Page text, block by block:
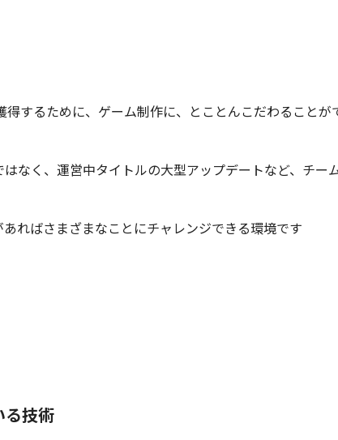
得するために、ゲーム制作に、とことんこだわることが
はなく、運営中タイトルの大型アップデートなど、チー
ればさまざまなことにチャレンジできる環境です
る技術